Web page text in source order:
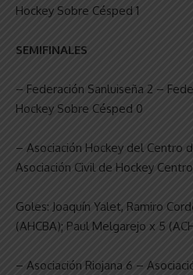
Hockey Sobre Césped 1
SEMIFINALES
– Federación Sanluiseña 2 –
Hockey Sobre Césped 0
– Asociación Hockey del Centro
Asociación Civil de Hockey
Goles: Joaquín Yalet, Ramiro
(AHCBA); Paul Melgarejo x 5
– Asociación Riojana 6 –